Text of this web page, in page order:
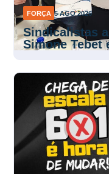
FORÇA 5 AGO 2026
Sindicalistas
Simone Tebet